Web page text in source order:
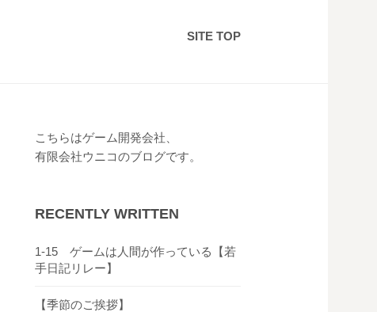
SITE TOP
こちらはゲーム開発会社、
有限会社ウニコのブログです。
RECENTLY WRITTEN
1-15 ゲームは人間が作っている【若
手日記リレー】
【季節のご挨拶】